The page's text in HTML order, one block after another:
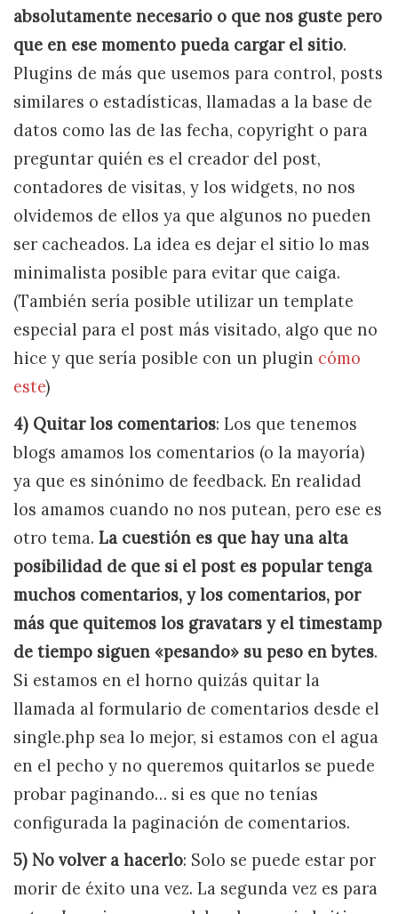
absolutamente necesario o que nos guste pero
que en ese momento pueda cargar el sitio.
Plugins de más que usemos para control, posts
similares o estadísticas, llamadas a la base de
datos como las de las fecha, copyright o para
preguntar quién es el creador del post,
contadores de visitas, y los widgets, no nos
olvidemos de ellos ya que algunos no pueden
ser cacheados. La idea es dejar el sitio lo mas
minimalista posible para evitar que caiga.
(También sería posible utilizar un template
especial para el post más visitado, algo que no
hice y que sería posible con un plugin cómo
este)
4) Quitar los comentarios: Los que tenemos
blogs amamos los comentarios (o la mayoría)
ya que es sinónimo de feedback. En realidad
los amamos cuando no nos putean, pero ese es
otro tema. La cuestión es que hay una alta
posibilidad de que si el post es popular tenga
muchos comentarios, y los comentarios, por
más que quitemos los gravatars y el timestamp
de tiempo siguen «pesando» su peso en bytes.
Si estamos en el horno quizás quitar la
llamada al formulario de comentarios desde el
single.php sea lo mejor, si estamos con el agua
en el pecho y no queremos quitarlos se puede
probar paginando… si es que no tenías
configurada la paginación de comentarios.
5) No volver a hacerlo: Solo se puede estar por
morir de éxito una vez. La segunda vez es para